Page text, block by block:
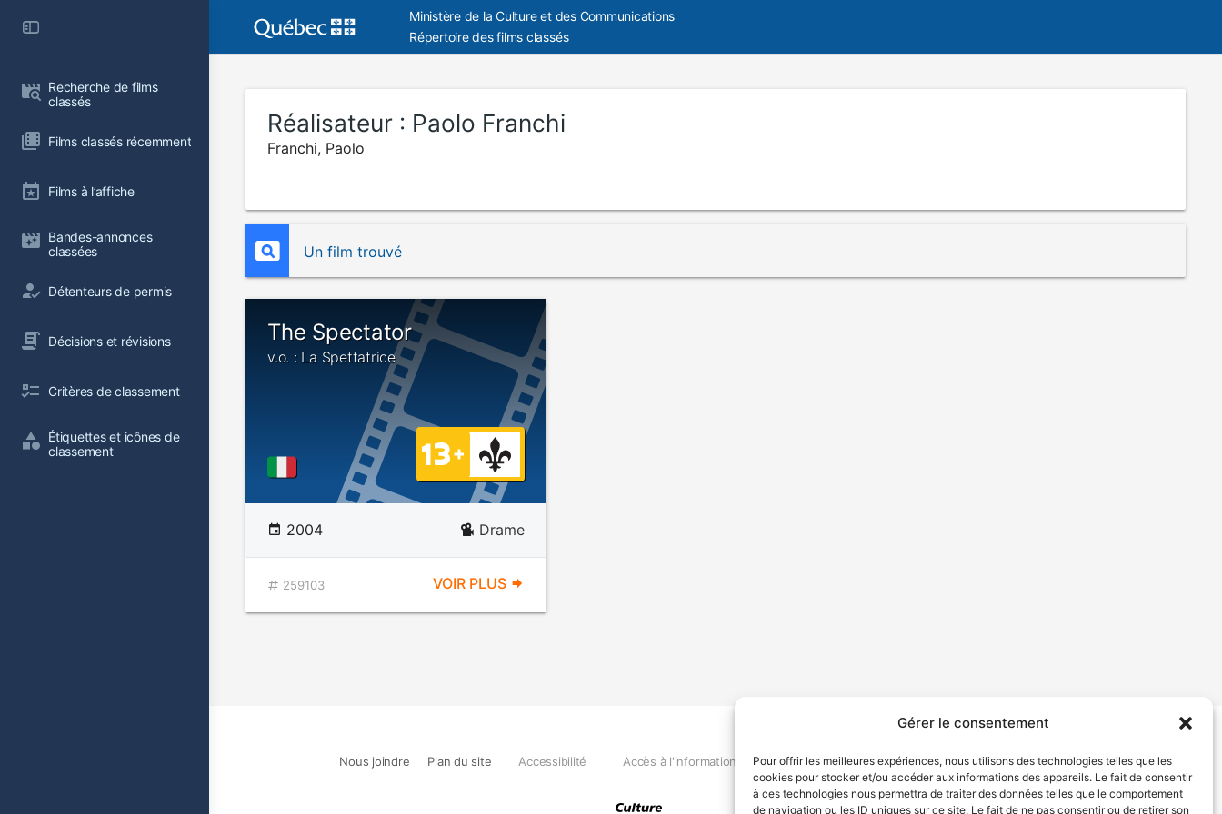
Gérer le consentement
Pour offrir les meilleures expériences, nous utilisons des technologies telles que les
cookies pour stocker et/ou accéder aux informations des appareils. Le fait de consentir
à ces technologies nous permettra de traiter des données telles que le comportement
de navigation ou les ID uniques sur ce site. Le fait de ne pas consentir ou de retirer son
Recherche de films
classés
Films classés récemment
Films à l’affiche
Bandes-annonces
classées
Détenteurs de permis
Décisions et révisions
Critères de classement
Étiquettes et icônes de
classement
Ministère de la Culture et des Communications
Répertoire des films classés
Réalisateur : Paolo Franchi
Franchi, Paolo
Un film trouvé
The Spectator
v.o. : La Spettatrice
2004 Drame
259103 VOIR PLUS
Nous joindre Plan du site Accessibilité Accès à l'information Déclaration de services Politique de confidentialité